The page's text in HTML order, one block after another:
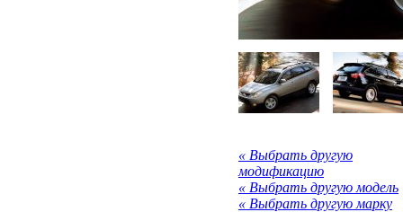
« Выбрать другую
модификацию
« Выбрать другую модель
« Выбрать другую марку